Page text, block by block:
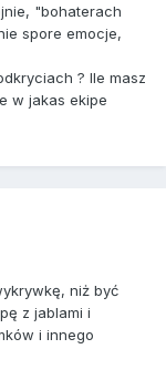
"bohaterach
spore emocje,
? Ile masz
w jakas ekipe
niż być
z jablami i
i innego